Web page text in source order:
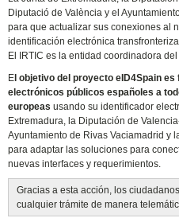
Diputació de València y el
para que actualizar sus conexiones al
identificación electrónica
El IRTIC es la entidad coordinadora del
El objetivo del proyecto eID4Spain
electrónicos públicos españoles a
europeas usando su identificador
Extremadura, la Diputación de
Ayuntamiento de Rivas Vaciamadrid y
para adaptar las soluciones para
nuevas interfaces y requerimientos.
Gracias a esta acción, los
cualquier trámite de manera